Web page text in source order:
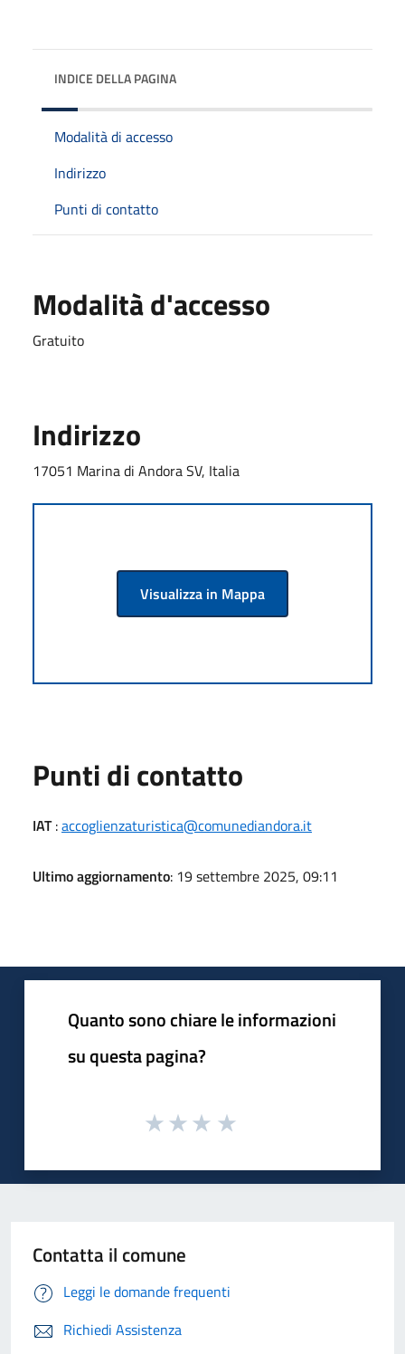
INDICE DELLA PAGINA
Modalità di accesso
Indirizzo
Punti di contatto
Modalità d'accesso
Gratuito
Indirizzo
17051 Marina di Andora SV, Italia
Visualizza in Mappa
Punti di contatto
IAT:accoglienzaturistica@comunediandora.it
Ultimo aggiornamento: 19 settembre 2025, 09:11
Quanto sono chiare le informazioni
su questa pagina?
Contatta il comune
Leggi le domande frequenti
Richiedi Assistenza